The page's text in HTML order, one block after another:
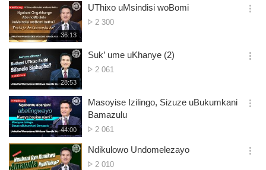
시
간
기
재
생
시
간
36:13
UThixo uMsindisi woBomi
Ibonwe
2 300
옵
기
재
생
시
간
28:53
Suk’ ume uKhanye (2)
Ibonwe
2 061
옵
기
재
생
시
간
44:00
Masoyise Izilingo, Sizuze uBukumkani
Bamazulu
Ibonwe
2 061
옵
기
Ndikulowo Undomelezayo
Ibonwe
2 010
옵